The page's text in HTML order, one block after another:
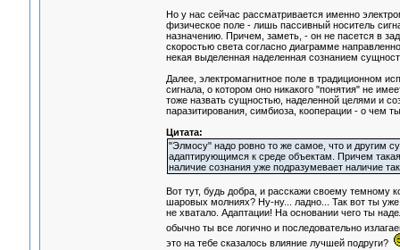
Но у нас сейчас рассматривается именно
физическое поле - лишь пассивный носитель
назначению. Причем, заметь, - он не пасется в
скоростью света согласно диаграмме
некая выделенная наделенная сознанием
Далее, электромагнитное поле в традиционном
сигнала, о котором оно никакого "понятия" не
тоже назвать сущностью, наделенной целями и
паразитирования, симбиоза, кооперации - о чем
Цитата:
"Элмосу" надо ровно то же самое, что и другим
адаптирующимся к среде объектам. Причем
наличие сознания уже подразумевает наличие
Вот тут, будь добра, и расскажи своему темному
шаровых молниях? Ну-ну... ладно... Так вот ты
не хватало. Адаптации! На основании чего ты
обычно ты все логично и последовательно
это на тебе сказалось влияние лучшей подруги?